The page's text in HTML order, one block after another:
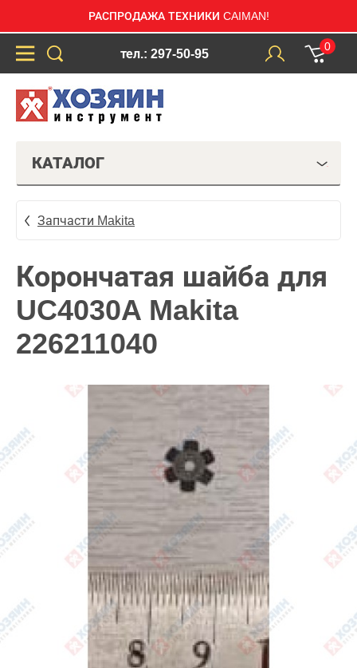
РАСПРОДАЖА ТЕХНИКИ CAIMAN!
тел.: 297-50-95
0
КАТАЛОГ
Запчасти Makita
Корончатая шайба для
UC4030A Makita
226211040